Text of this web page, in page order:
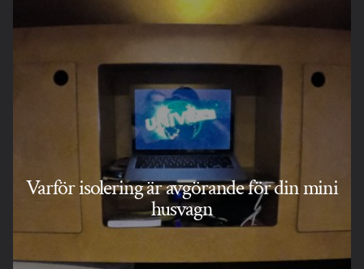
Varför isolering är avgörande för din mini
husvagn